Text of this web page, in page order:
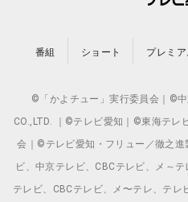
番組 ショート プレミア
©「かよチュー」実行委員会｜©
CO.,LTD. ｜©テレビ愛知｜©東海テ
会｜©テレビ愛知・フリュー／徹之
ビ、中京テレビ、CBCテレビ、メ～
テレビ、CBCテレビ、メ〜テレ、テ